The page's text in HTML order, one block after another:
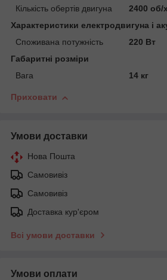
Кількість обертів двигуна
2400 об/
Характеристики електродвигуна і
Споживана потужність
220 Вт
Габаритні розміри
Вага
14 кг
Приховати
Умови доставки
Нова Пошта
Самовивіз
Самовивіз
Доставка кур'єром
Всі умови доставки
Умови оплати